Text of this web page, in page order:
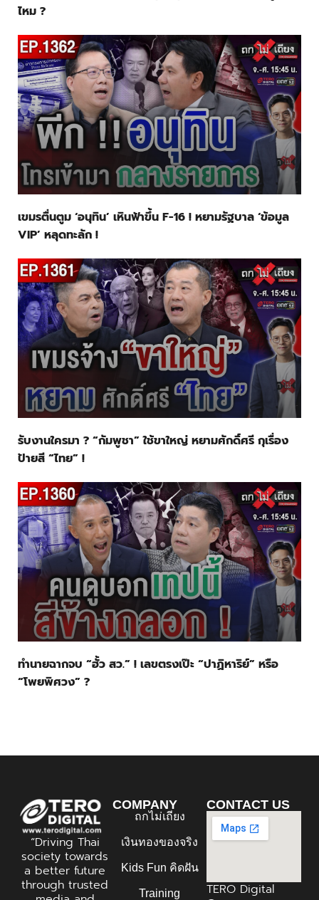
ไหม ?
เขมรตื่นตูม ‘อนุทิน’ เหินฟ้าขึ้น F-16 ! หยามรัฐบาล ‘ข้อมูล
VIP’ หลุดทะลัก !
รับงานใครมา ? “กัมพูชา” ใช้ขาใหญ่ หยามศักดิ์ศรี กุเรื่อง
ป้ายสี “ไทย” !
ทำนายฉากจบ “ฮั้ว สว.” ! เลขตรงเป๊ะ “ปาฏิหาริย์” หรือ
“โพยพิศวง” ?
“Driving Thai
society towards
a better future
through trusted
COMPANY
ถกไม่เถียง
เงินทองของจริง
Kids Fun คิดฝัน
Training
CONTACT US
TERO Digital